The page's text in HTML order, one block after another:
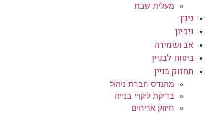
מעלית שבת
גינון
ניקיון
אב ושמירה
ביטוח לבניין
תחזוק בניין
מהנדס חברת ניהול
בדיקת ליקויי בנייה
חיזוק אריחים